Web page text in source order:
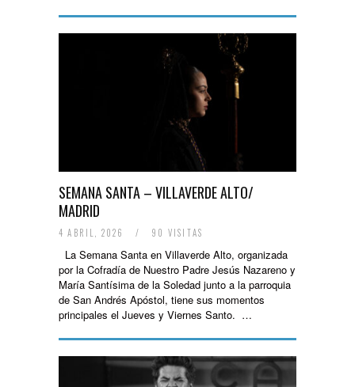
SEMANA SANTA – VILLAVERDE ALTO/
MADRID
4 ABRIL, 2026 / 90 VISITAS
La Semana Santa en Villaverde Alto, organizada
por la Cofradía de Nuestro Padre Jesús Nazareno y
María Santísima de la Soledad junto a la parroquia
de San Andrés Apóstol, tiene sus momentos
principales el Jueves y Viernes Santo. …